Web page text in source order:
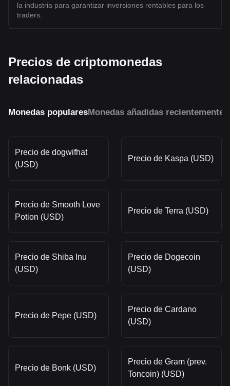
la industria para garantizar inversiones rentables para los
traders.
Precios de criptomonedas
relacionadas
Monedas popularesMonedas añadidas recientemente
Precio de dogwifhat
(USD)
Precio de Kaspa (USD)
Precio de Smooth Love
Potion (USD)
Precio de Terra (USD)
Precio de Shiba Inu
(USD)
Precio de Dogecoin
(USD)
Precio de Pepe (USD)
Precio de Cardano
(USD)
Precio de Bonk (USD)
Precio de Gram (prev.
Toncoin) (USD)